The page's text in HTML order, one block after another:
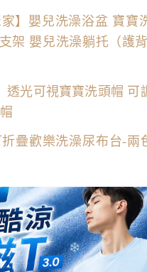
家】嬰兒洗澡浴盆 寶寶
架 嬰兒洗澡躺托（護
透光可視寶寶洗頭帽 可
折疊歡樂洗澡尿布台-兩